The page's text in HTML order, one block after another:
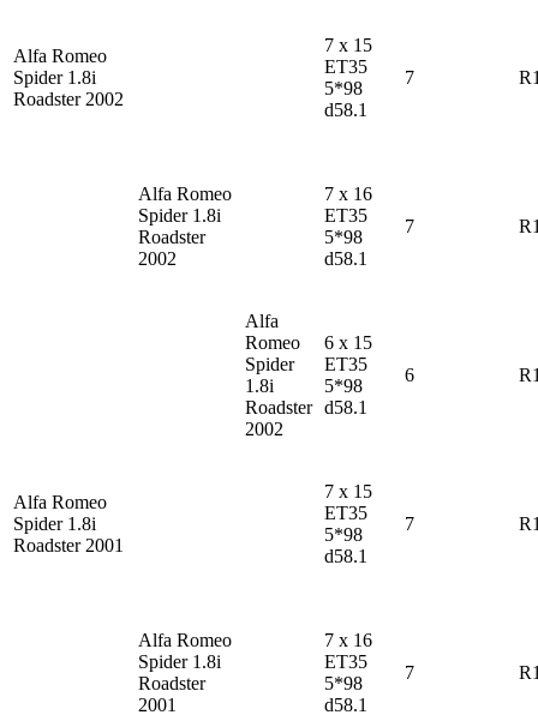
Alfa Romeo
Spider 1.8i
Roadster 2002
Alfa Romeo
Spider 1.8i
Roadster
2002
7 x 15
ET35
5*98
d58.1
7
Alfa
Romeo
Spider
1.8i
Roadster
2002
7 x 16
ET35
5*98
d58.1
7
Alfa Romeo
Spider 1.8i
Roadster 2001
6 x 15
ET35
5*98
d58.1
6
Alfa Romeo
Spider 1.8i
Roadster
2001
7 x 15
ET35
5*98
d58.1
7
7 x 16
ET35
5*98
d58.1
7